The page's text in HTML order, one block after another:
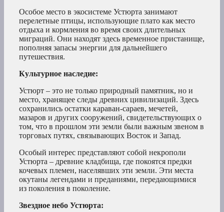
Особое место в экосистеме Устюрта занимают
перелетные птицы, использующие плато как место
отдыха и кормления во время своих длительных
миграций. Они находят здесь временное пристанище,
пополняя запасы энергии для дальнейшего
путешествия.
Культурное наследие:
Устюрт – это не только природный памятник, но и
место, хранящее следы древних цивилизаций. Здесь
сохранились остатки караван-сараев, мечетей,
мазаров и других сооружений, свидетельствующих о
том, что в прошлом эти земли были важным звеном в
торговых путях, связывающих Восток и Запад.
Особый интерес представляют собой некрополи
Устюрта – древние кладбища, где покоятся предки
кочевых племен, населявших эти земли. Эти места
окутаны легендами и преданиями, передающимися
из поколения в поколение.
Звездное небо Устюрта: